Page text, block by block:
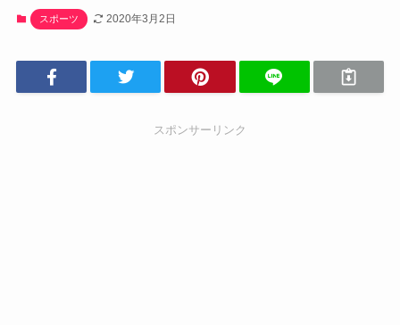
スポーツ 2020年3月2日
スポンサーリンク